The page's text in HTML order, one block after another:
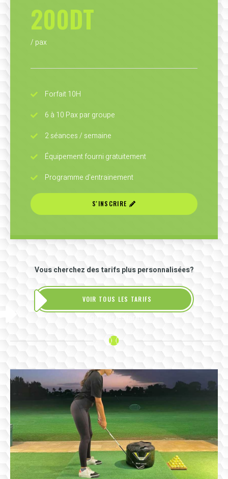
200DT
/ pax
Forfait 10H
6 à 10 Pax par groupe
2 séances / semaine
Équipement fourni gratuitement
Programme d'entrainement
S'INSCRIRE
Vous cherchez des tarifs plus personnalisées?
VOIR TOUS LES TARIFS